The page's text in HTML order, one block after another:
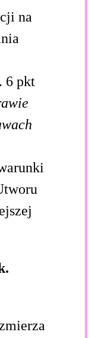
na
6 pkt